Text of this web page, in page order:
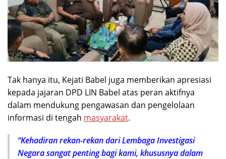
Tak hanya itu, Kejati Babel juga memberikan apresiasi
kepada jajaran DPD LIN Babel atas peran aktifnya
dalam mendukung pengawasan dan pengelolaan
informasi di tengah masyarakat.
“Kehadiran rekan-rekan dari Lembaga Investigasi
Negara sangat penting bagi kami, khususnya dalam